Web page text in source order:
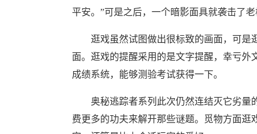
平安。”可是之后，一个暗影面具就袭击了
逛戏虽然试图做出很标致的画面，可是
面。逛戏的提醒采用的是文字提醒，幸亏
成绩系统，能够测验考试获得一下。
奥秘逃踪者系列此次仍然连结灭它劣量
费更多的功夫来解开那些谜题。觅物方面